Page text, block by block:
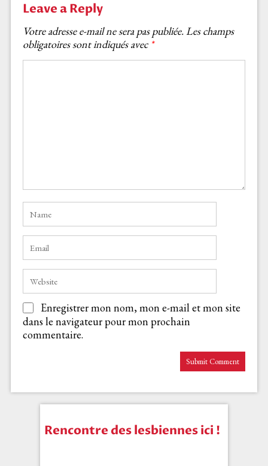
Leave a Reply
Votre adresse e-mail ne sera pas publiée.Les champs
obligatoires sont indiqués avec *
Enregistrer mon nom, mon e-mail et mon site
dans le navigateur pour mon prochain
commentaire.
Rencontre des lesbiennes ici !